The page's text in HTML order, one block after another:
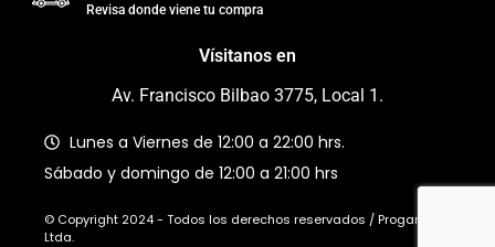
Revisa donde viene tu compra
Vísitanos en
Av. Francisco Bilbao 3775, Local 1.
Lunes a Viernes de 12:00 a 22:00 hrs.
Sábado y domingo de 12:00 a 21:00 hrs
© Copyright 2024 - Todos los derechos reservados / Progaming
Ltda.